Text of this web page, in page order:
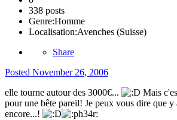
338 posts
Genre:Homme
Localisation:Avenches (Suisse)
Share
Posted November 26, 2006
elle tourne autour des 3000€...
Mais
pour une bête pareil! Je peux vous dire que y
encore...!